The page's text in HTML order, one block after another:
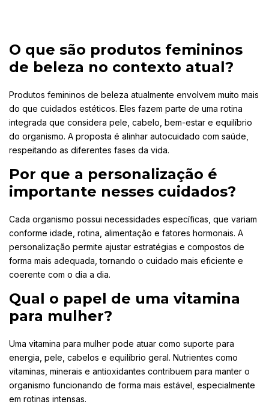
O que são produtos femininos
de beleza no contexto atual?
Produtos femininos de beleza atualmente envolvem muito mais
do que cuidados estéticos. Eles fazem parte de uma rotina
integrada que considera pele, cabelo, bem-estar e equilíbrio
do organismo. A proposta é alinhar autocuidado com saúde,
respeitando as diferentes fases da vida.
Por que a personalização é
importante nesses cuidados?
Cada organismo possui necessidades específicas, que variam
conforme idade, rotina, alimentação e fatores hormonais. A
personalização permite ajustar estratégias e compostos de
forma mais adequada, tornando o cuidado mais eficiente e
coerente com o dia a dia.
Qual o papel de uma vitamina
para mulher?
Uma vitamina para mulher pode atuar como suporte para
energia, pele, cabelos e equilíbrio geral. Nutrientes como
vitaminas, minerais e antioxidantes contribuem para manter o
organismo funcionando de forma mais estável, especialmente
em rotinas intensas.